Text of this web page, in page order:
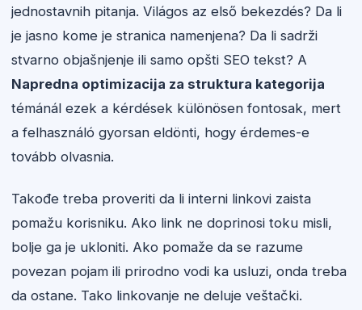
jednostavnih pitanja. Világos az első bekezdés? Da li
je jasno kome je stranica namenjena? Da li sadrži
stvarno objašnjenje ili samo opšti SEO tekst? A
Napredna optimizacija za struktura kategorija
témánál ezek a kérdések különösen fontosak, mert
a felhasználó gyorsan eldönti, hogy érdemes-e
tovább olvasnia.
Takođe treba proveriti da li interni linkovi zaista
pomažu korisniku. Ako link ne doprinosi toku misli,
bolje ga je ukloniti. Ako pomaže da se razume
povezan pojam ili prirodno vodi ka usluzi, onda treba
da ostane. Tako linkovanje ne deluje veštački.